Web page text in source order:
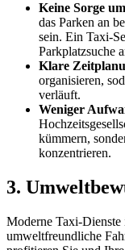
Keine Sorge
das Parken an
sein. Ein Taxi-
Parkplatzsuche
Klare
organisieren,
verläuft.
Weniger
kümmern,
konzentrieren.
3.
Moderne Taxi-Dienste
umweltfreundliche